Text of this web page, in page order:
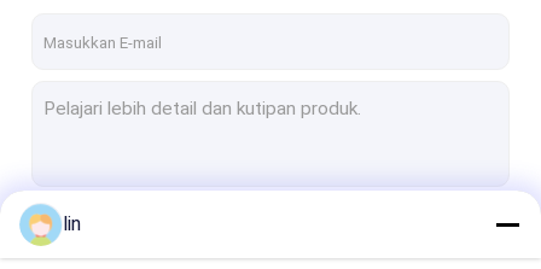
Pakaian kartu
Kantong poli
lin